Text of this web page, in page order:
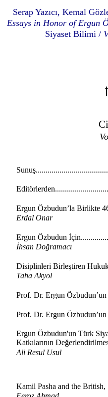
Serap Yazıcı, Kemal
Essays in Honor of Ergun
Siyaset Bilimi /
Ergun Özbudun’la Birlikte
Erdal Onar
Ergun Özbudun
İhsan Doğramacı
Disiplinleri Birleştiren
Taha Akyol
Prof. Dr. Ergun
Prof. Dr. Ergun
Ergun Özbudun'un Türk
Katkılarının
Ali Resul Usul
Kamil Pasha and the